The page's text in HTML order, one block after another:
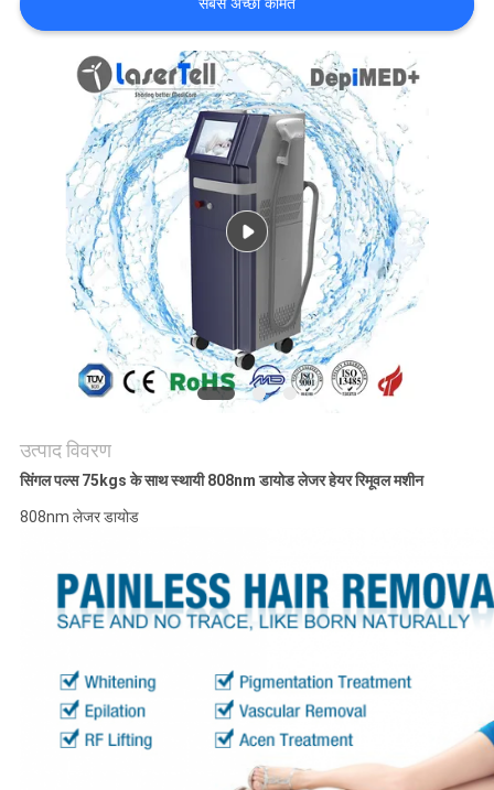
सबसे अच्छी कीमत
उत्पाद विवरण
सिंगल पल्स 75kgs के साथ स्थायी 808nm डायोड लेजर हेयर रिमूवल मशीन
808nm लेजर डायोड